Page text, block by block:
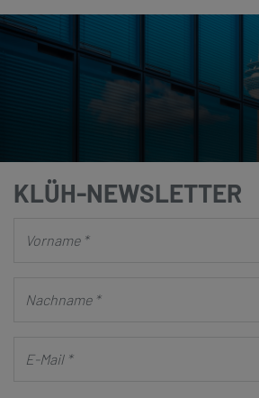
KLÜH-NEWSLETTER